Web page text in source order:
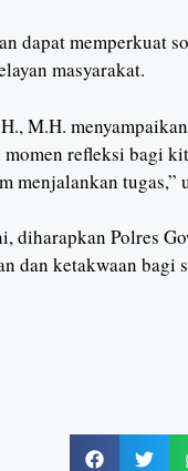
dapat memperkuat
masyarakat.
M.H.
refleksi bagi
menjalankan tugas,”
diharapkan Polres
dan ketakwaan bagi